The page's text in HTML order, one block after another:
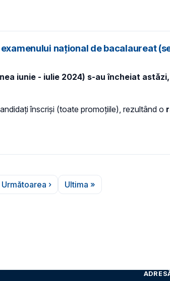
național de bacalaureat
iunie - iulie 2024) s-au încheiat
înscriși (toate promoțiile), rezultând o
Pagina următoare
Următoarea ›
Ultima pagină
Ultima »